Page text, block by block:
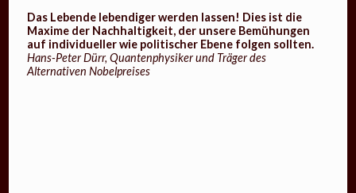
Das Lebende lebendiger werden lassen! Dies ist die
Maxime der Nachhaltigkeit, der unsere Bemühungen
auf individueller wie politischer Ebene folgen sollten.
Hans-Peter Dürr, Quantenphysiker und Träger des
Alternativen Nobelpreises